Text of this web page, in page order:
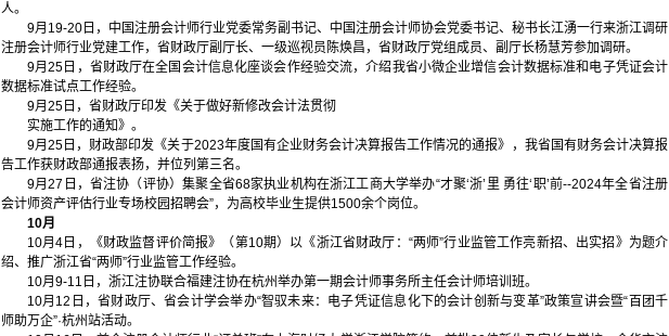
人。
9月19-20日，中国注册会计师行业党委常务副书记、中国注册会计师协会党委书记、秘书长江湧一行来浙江调研
注册会计师行业党建工作，省财政厅副厅长、一级巡视员陈焕昌，省财政厅党组成员、副厅长杨慧芳参加调研。
9月25日，省财政厅在全国会计信息化座谈会作经验交流，介绍我省小微企业增信会计数据标准和电子凭证会计
数据标准试点工作经验。
9月25日，省财政厅印发《关于做好新修改会计法贯彻
实施工作的通知》。
9月25日，财政部印发《关于2023年度国有企业财务会计决算报告工作情况的通报》，我省国有财务会计决算报
告工作获财政部通报表扬，并位列第三名。
9月27日，省注协（评协）集聚全省68家执业机构在浙江工商大学举办“才聚‘浙’里 勇往‘职’前--2024年全省注册
会计师资产评估行业专场校园招聘会”，为高校毕业生提供1500余个岗位。
10月
10月4日，《财政监督评价简报》（第10期）以《浙江省财政厅：“两师”行业监管工作亮新招、出实招》为题介
绍、推广浙江省“两师”行业监管工作经验。
10月9-11日，浙江注协联合福建注协在杭州举办第一期会计师事务所主任会计师培训班。
10月12日，省财政厅、省会计学会举办“智驭未来：电子凭证信息化下的会计创新与变革”政策宣讲会暨“百团千
师助万企”·杭州站活动。